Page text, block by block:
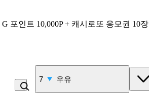
G 포인트 10,000P + 캐시로또 응모권 10장
7 우유